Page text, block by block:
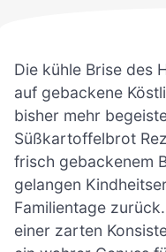
Die kühle Brise des
auf gebackene
bisher mehr
Süßkartoffelbrot
frisch gebackenem
gelangen
Familientage
einer zarten